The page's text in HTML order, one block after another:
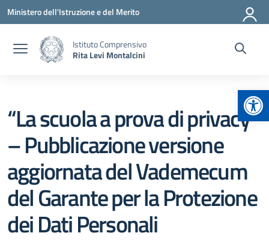
Vai ai contenuti
Vai al menu di navigazione
Vai al footer
Ministero dell'Istruzione e del Merito
Istituto Comprensivo
Rita Levi Montalcini
“La scuola a prova di privacy”
– Pubblicazione versione
aggiornata del Vademecum
del Garante per la Protezione
dei Dati Personali